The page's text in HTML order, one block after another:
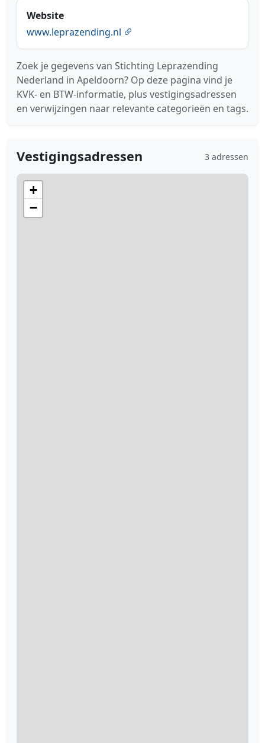
Website
www.leprazending.nl
Zoek je gegevens van Stichting Leprazending
Nederland in Apeldoorn? Op deze pagina vind je
KVK- en BTW-informatie, plus vestigingsadressen
en verwijzingen naar relevante categorieën en tags.
Vestigingsadressen 3 adressen
+
−